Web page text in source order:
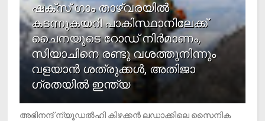
ഷക്സ് ​ഗാം താഴ്‌വരയിൽ
കടന്നുകയറി പാകിസ്ഥാനിലേക്ക്
ചൈനയുടെ റോഡ് നിർമാണം,
സിയാചിനെ രണ്ടു വശത്തുനിന്നും
വളയാൻ ശത്രുക്കൾ, അതിജാ​
ഗ്രതയിൽ ഇന്ത്യ
അഭിനന്ദ് ന്യൂഡൽഹി കിഴക്കൻ ലഡാക്കിലെ സൈനിക